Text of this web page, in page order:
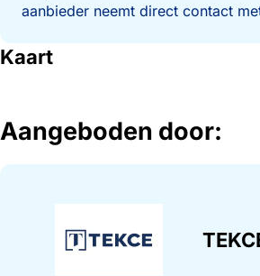
aanbieder neemt direct contact
Kaart
Aangeboden door: